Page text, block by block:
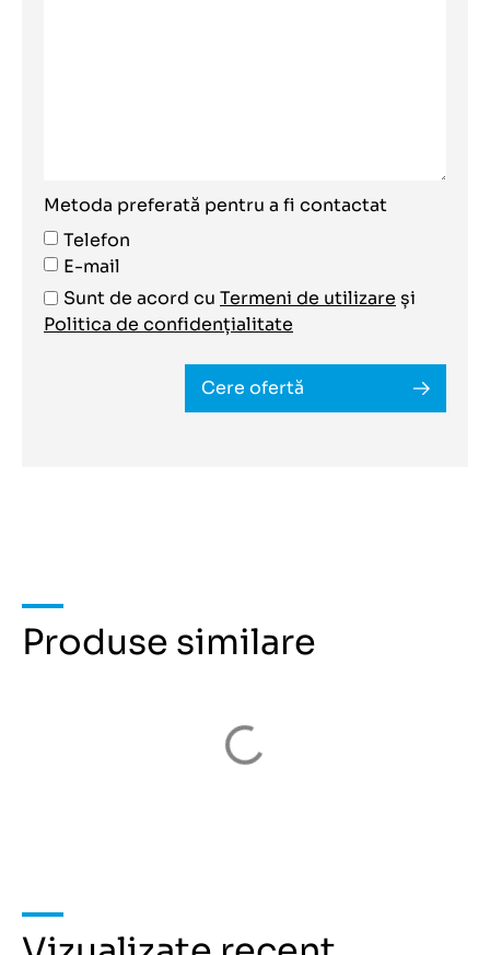
Metoda preferată pentru a fi contactat
Telefon
E-mail
Sunt de acord cu Termeni de utilizare și
Politica de confidențialitate
Cere ofertă
Produse similare